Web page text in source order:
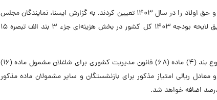
نمایندگان مجلس شورای اسلامی میزان امتیاز کمک هزینه عائله‌مندی و حق اولاد را در سال ۱۴۰۳ تعیین کردند. به گزارش ایسنا، نمایندگان مجلس
در جلسه علنی هفتم بهمن و در جریان بررسی گزارش کمیسیون تلفیق لایحه بودجه ۱۴۰۳ کل کشور در بخش هزینه‌ای جزء ۳ بند الف تبصره ۱۵
بر اساس این مصوبه، امتیاز کمک هزینه عائله‌مندی و حق اولاد موضوع بند (۴) ماده (۶۸) قانون مدیریت کشوری برای شاغلان مشمول ماده (۱۶)
قانون حمایت از خانواده و جوانی جمعیت به ترتیب ۲۹۰۰ و ۱۷۸۰ و معادل ریالی امتیاز مذکور برای بازنشستگان و سایر مشمولان ماده مذکور